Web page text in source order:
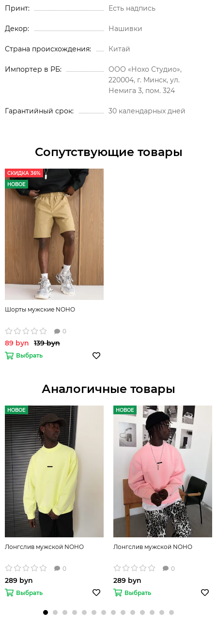
Принт Есть надпись
Декор Нашивки
Страна происхождения Китай
Импортер в РБ
ООО «Нохо Студио»,
220004, г. Минск, ул.
Немига 3, пом. 324
Гарантийный срок 30 календарных дней
Сопутствующие товары
СКИДКА 36%
НОВОЕ
Шорты мужские NOHO
0
89 byn 139 byn
Выбрать
Аналогичные товары
НОВОЕ
Лонгслив мужской NOHO
0
289 byn
Выбрать
НОВОЕ
Лонгслив мужской NOHO
0
289 byn
Выбрать